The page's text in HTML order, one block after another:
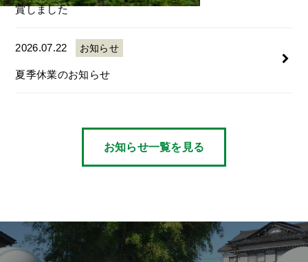
賞しました
2026.07.22 お知らせ
夏季休業のお知らせ
お知らせ一覧を見る